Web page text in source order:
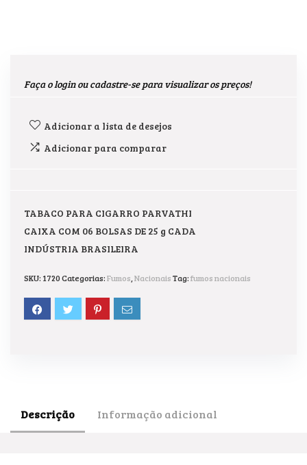
Faça o login ou cadastre-se para visualizar os preços!
Adicionar a lista de desejos
Adicionar para comparar
TABACO PARA CIGARRO PARVATHI
CAIXA COM 06 BOLSAS DE 25 g CADA
INDÚSTRIA BRASILEIRA
SKU: 1720Categorias:Fumos NacionaisTag:fumos nacionais
Descrição Informação adicional